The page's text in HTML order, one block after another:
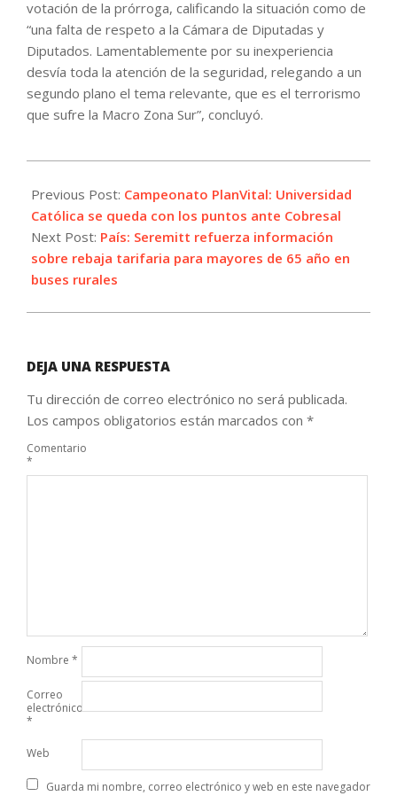
votación de la prórroga, calificando la situación como de
“una falta de respeto a la Cámara de Diputadas y
Diputados. Lamentablemente por su inexperiencia
desvía toda la atención de la seguridad, relegando a un
segundo plano el tema relevante, que es el terrorismo
que sufre la Macro Zona Sur”, concluyó.
07-
31
Previous Post: Campeonato PlanVital: Universidad
Católica se queda con los puntos ante Cobresal
Next Post: País: Seremitt refuerza información
sobre rebaja tarifaria para mayores de 65 año en
buses rurales
DEJA UNA RESPUESTA
Tu dirección de correo electrónico no será publicada.
Los campos obligatorios están marcados con *
Comentario
*
Nombre *
Correo
electrónico
*
Web
Guarda mi nombre, correo electrónico y web en este navegador